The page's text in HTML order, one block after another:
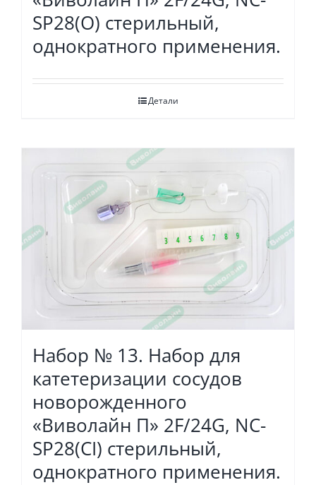
SP28(O) стерильный,
однократного применения.
Детали
Набор № 13. Набор для
катетеризации сосудов
новорожденного
«Виволайн П» 2F/24G, NC-
SP28(CI) стерильный,
однократного применения.